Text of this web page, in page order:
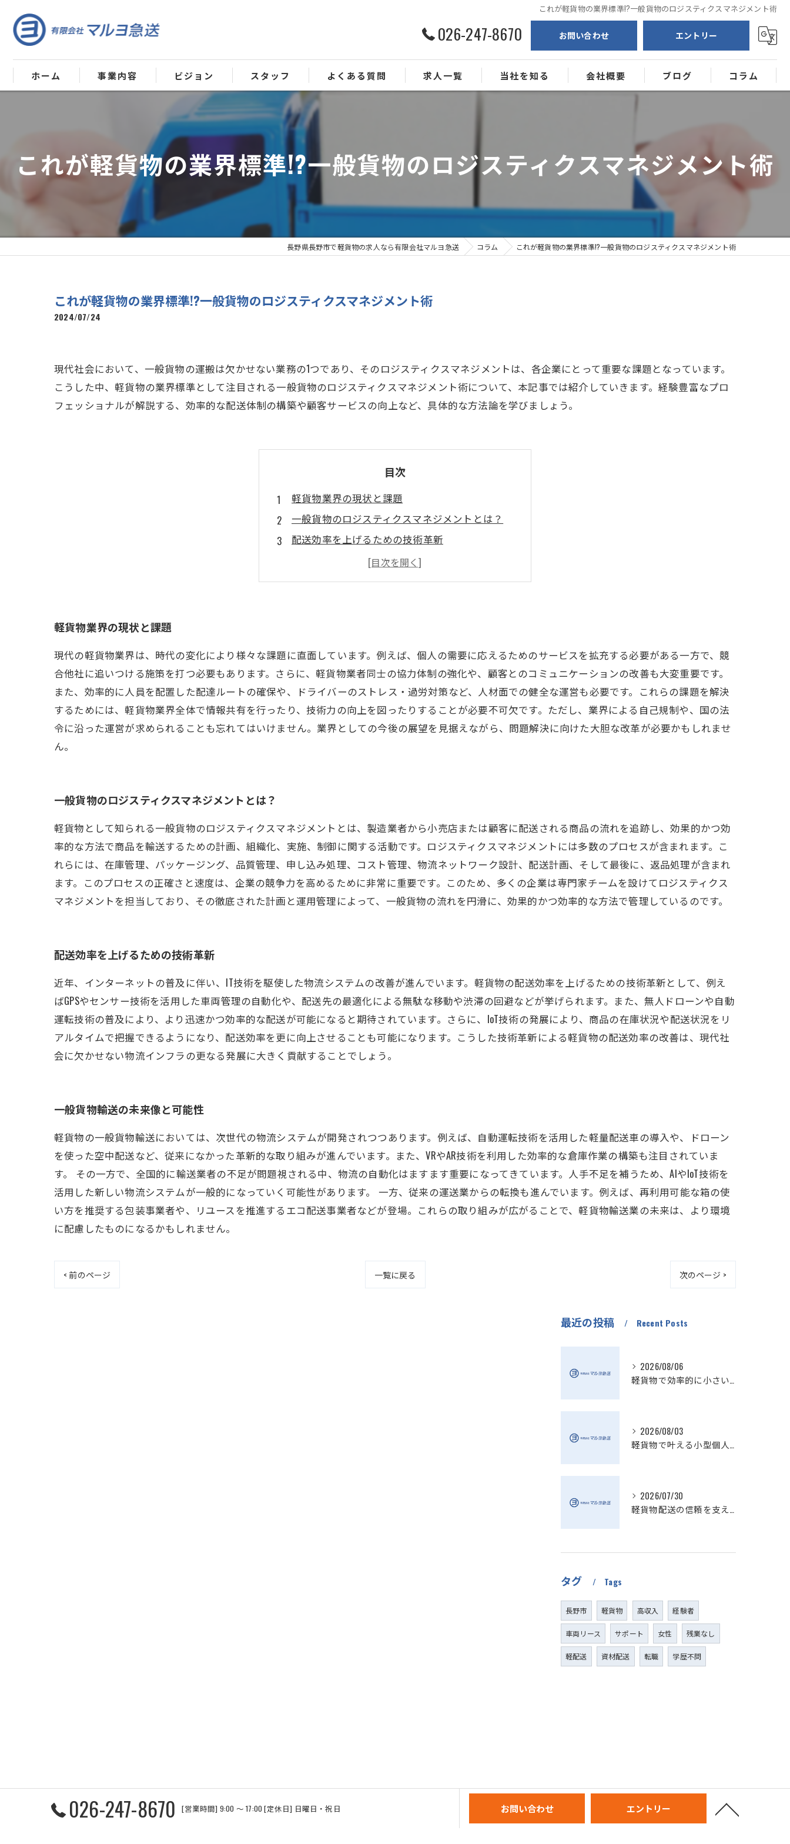
これが軽貨物の業界標準!?一般貨物のロジスティクスマネジメント術
026-247-8670 お問い合わせ エントリー
ホーム 事業内容 ビジョン スタッフ よくある質問 求人一覧 当社を知る
業務委託
会社概要 ブログ コラム
これが軽貨物の業界標準!?一般貨物のロジスティクスマネジメント術
長野県長野市で軽貨物の求人なら有限会社マルヨ急送 コラム これが軽貨物の業界標準!?一般貨物のロジスティクスマネジメント術
これが軽貨物の業界標準!?一般貨物のロジスティクスマネジメント術
2024/07/24
現代社会において、一般貨物の運搬は欠かせない業務の1つであり、そのロジスティクスマネジメントは、各企業にとって重要な課題となっています。
こうした中、軽貨物の業界標準として注目される一般貨物のロジスティクスマネジメント術について、本記事では紹介していきます。経験豊富なプロ
フェッショナルが解説する、効率的な配送体制の構築や顧客サービスの向上など、具体的な方法論を学びましょう。
目次
軽貨物業界の現状と課題
一般貨物のロジスティクスマネジメントとは？
配送効率を上げるための技術革新
一般貨物輸送の未来像と可能性
軽貨物業界の現状と課題
現代の軽貨物業界は、時代の変化により様々な課題に直面しています。例えば、個人の需要に応えるためのサービスを拡充する必要がある一方で、競
合他社に追いつける施策を打つ必要もあります。さらに、軽貨物業者同士の協力体制の強化や、顧客とのコミュニケーションの改善も大変重要です。
また、効率的に人員を配置した配達ルートの確保や、ドライバーのストレス・過労対策など、人材面での健全な運営も必要です。これらの課題を解決
するためには、軽貨物業界全体で情報共有を行ったり、技術力の向上を図ったりすることが必要不可欠です。ただし、業界による自己規制や、国の法
令に沿った運営が求められることも忘れてはいけません。業界としての今後の展望を見据えながら、問題解決に向けた大胆な改革が必要かもしれませ
ん。
一般貨物のロジスティクスマネジメントとは？
軽貨物として知られる一般貨物のロジスティクスマネジメントとは、製造業者から小売店または顧客に配送される商品の流れを追跡し、効果的かつ効
率的な方法で商品を輸送するための計画、組織化、実施、制御に関する活動です。ロジスティクスマネジメントには多数のプロセスが含まれます。こ
れらには、在庫管理、パッケージング、品質管理、申し込み処理、コスト管理、物流ネットワーク設計、配送計画、そして最後に、返品処理が含まれ
ます。このプロセスの正確さと速度は、企業の競争力を高めるために非常に重要です。このため、多くの企業は専門家チームを設けてロジスティクス
マネジメントを担当しており、その徹底された計画と運用管理によって、一般貨物の流れを円滑に、効果的かつ効率的な方法で管理しているのです。
配送効率を上げるための技術革新
近年、インターネットの普及に伴い、IT技術を駆使した物流システムの改善が進んでいます。軽貨物の配送効率を上げるための技術革新として、例え
ばGPSやセンサー技術を活用した車両管理の自動化や、配送先の最適化による無駄な移動や渋滞の回避などが挙げられます。また、無人ドローンや自動
運転技術の普及により、より迅速かつ効率的な配送が可能になると期待されています。さらに、IoT技術の発展により、商品の在庫状況や配送状況をリ
アルタイムで把握できるようになり、配送効率を更に向上させることも可能になります。こうした技術革新による軽貨物の配送効率の改善は、現代社
会に欠かせない物流インフラの更なる発展に大きく貢献することでしょう。
一般貨物輸送の未来像と可能性
軽貨物の一般貨物輸送においては、次世代の物流システムが開発されつつあります。例えば、自動運転技術を活用した軽量配送車の導入や、ドローン
を使った空中配送など、従来になかった革新的な取り組みが進んでいます。また、VRやAR技術を利用した効率的な倉庫作業の構築も注目されていま
す。 その一方で、全国的に輸送業者の不足が問題視される中、物流の自動化はますます重要になってきています。人手不足を補うため、AIやIoT技術を
活用した新しい物流システムが一般的になっていく可能性があります。 一方、従来の運送業からの転換も進んでいます。例えば、再利用可能な箱の使
い方を推奨する包装事業者や、リユースを推進するエコ配送事業者などが登場。これらの取り組みが広がることで、軽貨物輸送業の未来は、より環境
に配慮したものになるかもしれません。
< 前のページ 一覧に戻る 次のページ >
最近の投稿 Recent Posts
2026/08/06
軽貨物で効率的に小さい配送を実現
2026/08/03
軽貨物で叶える小型個人宅配送の魅力
2026/07/30
軽貨物配送の信頼を支える小さい配送会社の特徴
タグ Tags
長野市 軽貨物 高収入 経験者
車両リース サポート 女性 残業なし
軽配送 資材配送 転職 学歴不問
026-247-8670 [営業時間] 9:00 〜 17:00 [定休日] 日曜日・祝日 お問い合わせ エントリー